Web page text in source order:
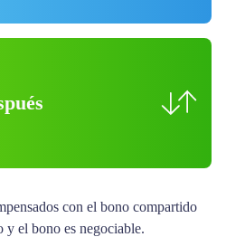
​​con el bono compartido
y el bono es negociable.